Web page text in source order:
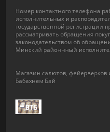
Номер контактного телефона
исполнительных и
государственной регистрации
рассматривать обращения
законодательством об
Минский районнный
Магазин салютов, фейерверков
Бабахнем Бай